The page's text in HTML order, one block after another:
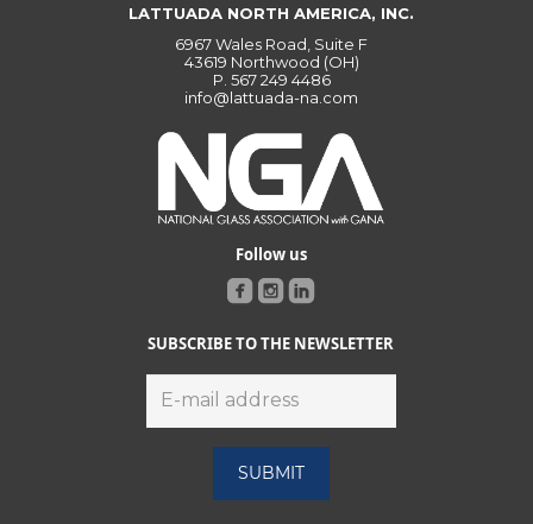
LATTUADA NORTH AMERICA, INC.
6967 Wales Road, Suite F
43619 Northwood (OH)
P. 567 249 4486
info@lattuada-na.com
Follow us
SUBSCRIBE TO THE NEWSLETTER